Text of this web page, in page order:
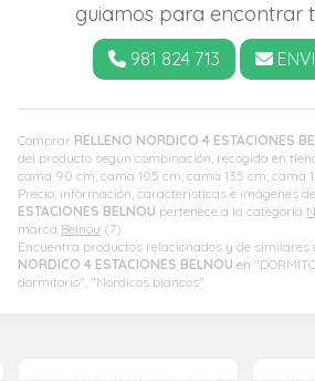
Comprar RELLENO NORDICO 4 ESTACIONES
del producto según combinación, recogida en
cama 90 cm; cama 105 cm; cama 135 cm; cama
Precio, información, características e imágenes de
ESTACIONES BELNOU pertenece a la categoría
marca Belnou (7).
Encuentra productos relacionados y de
NORDICO 4 ESTACIONES BELNOU en
dormitorio", "Nordicos blancos".
guiamos para encontrar
981 824 713